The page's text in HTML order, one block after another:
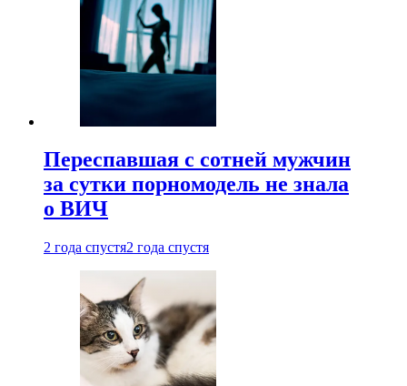
Переспавшая с сотней мужчин
за сутки порномодель не знала
о ВИЧ
2 года спустя2 года спустя